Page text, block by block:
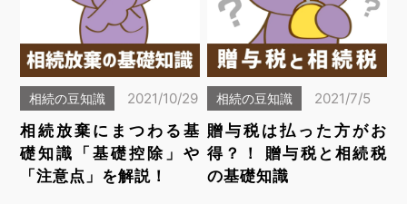
相続の豆知識 2021/10/29
相続放棄にまつわる基
礎知識「基礎控除」や
「注意点」を解説！
相続の豆知識 2021/7/5
贈与税は払った方がお
得？！ 贈与税と相続税
の基礎知識